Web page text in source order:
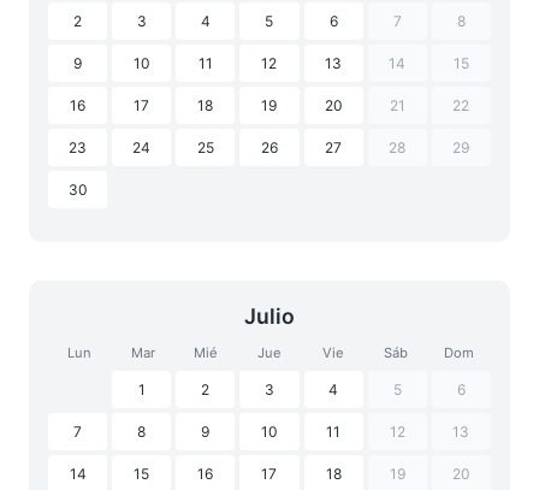
2 3 4 5 6 7 8
9 10 11 12 13 14 15
16 17 18 19 20 21 22
23 24 25 26 27 28 29
30
Julio
Lun Mar Mié Jue Vie Sáb Dom
1 2 3 4 5 6
7 8 9 10 11 12 13
14 15 16 17 18 19 20